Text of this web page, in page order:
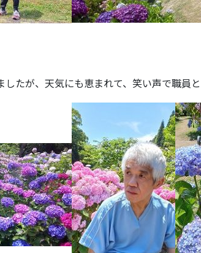
したが、天気にも恵まれて、笑い声で職